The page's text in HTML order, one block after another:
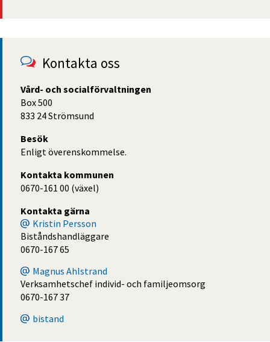
Kontakta oss
Vård- och socialförvaltningen
Box 500
833 24 Strömsund
Besök
Enligt överenskommelse.
Kontakta kommunen
0670-161 00 (växel)
Kontakta gärna
Kristin Persson
Biståndshandläggare
0670-167 65
Magnus Ahlstrand
Verksamhetschef individ- och familjeomsorg
0670-167 37
bistand